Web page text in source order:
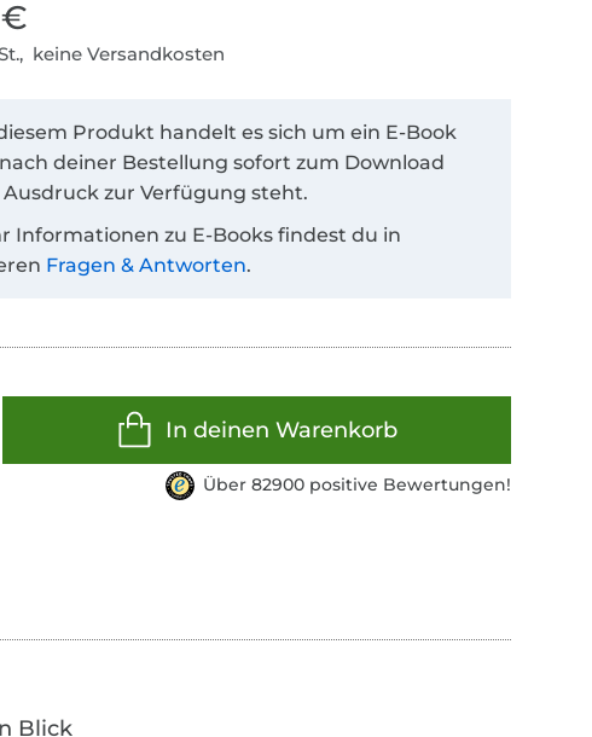
keine Versandkosten
Produkt handelt es sich um ein E-Book
deiner Bestellung sofort zum Download
zur Verfügung steht.
Informationen zu E-Books findest du in
Fragen & Antworten.
In deinen Warenkorb
Über 82900 positive Bewertungen!
Blick